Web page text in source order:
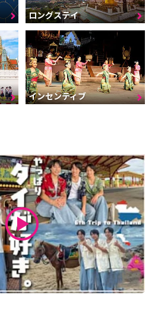
ロングステイ
インセンティブ